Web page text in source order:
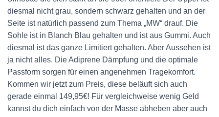
diesmal nicht grau, sondern schwarz gehalten und an der
Seite ist natürlich passend zum Thema „MW“ drauf. Die
Sohle ist in Blanch Blau gehalten und ist aus Gummi. Auch
diesmal ist das ganze Limitiert gehalten. Aber Aussehen ist
ja nicht alles. DieAdiprene Dämpfung und die optimale
Passform sorgen für einen angenehmen Tragekomfort.
Kommen wir jetzt zum Preis, diese beläuft sich auch
gerade einmal 149,95€! Für vergleichweise wenig Geld
kannst du dich einfach von der Masse abheben aber auch